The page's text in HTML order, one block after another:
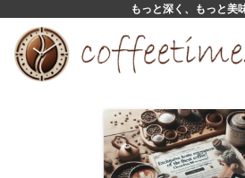
もっと深く、もっと美